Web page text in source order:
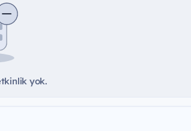
yok.